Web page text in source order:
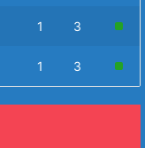
1 3
1 3